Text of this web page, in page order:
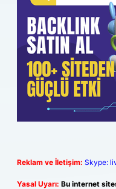
Reklam ve İletişim: Skype:
Yasal Uyarı: Bu internet